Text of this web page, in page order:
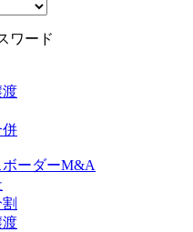
ワード
渡
併
ボーダーM&A
渡